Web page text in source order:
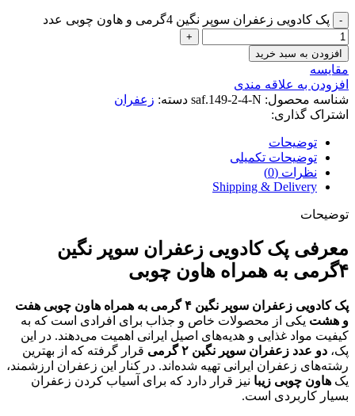
پک کادویی زعفران سوپر نگین 4گرمی و هاون چوبی عدد
افزودن به سبد خرید
مقايسه
افزودن به علاقه مندی
شناسه محصول: saf.149-2-4-N دسته: زعفران
اشتراک گذاری:
توضیحات
توضیحات تکمیلی
نظرات (0)
Shipping & Delivery
توضیحات
معرفی پک کادویی زعفران سوپر نگین
۴گرمی به همراه هاون چوبی
پک کادویی زعفران سوپر نگین ۴ گرمی به همراه هاون چوبی هفت
و هشت یکی از محصولات خاص و جذاب برای افرادی است که به
کیفیت مواد غذایی و هدیه‌های اصیل ایرانی اهمیت می‌دهند. در این
پک، دو عدد زعفران سوپر نگین ۲ گرمی
قرار گرفته که از بهترین
رشته‌های زعفران ایرانی تهیه شده‌اند. در کنار این زعفران ارزشمند،
یک هاون چوبی زیبا نیز قرار دارد که برای آسیاب کردن زعفران
بسیار کاربردی است.